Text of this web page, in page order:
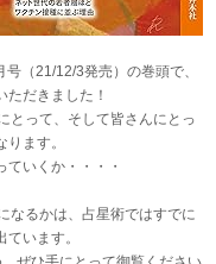
（21/12/3発売）の巻頭で、
ただきました！
とって、そして皆さんにとっ
ます。
ていくか・・・・
なるかは、占星術ではすでに
います。